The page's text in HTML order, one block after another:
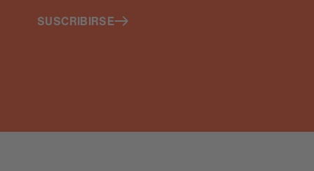
SUSCRIBIRSE